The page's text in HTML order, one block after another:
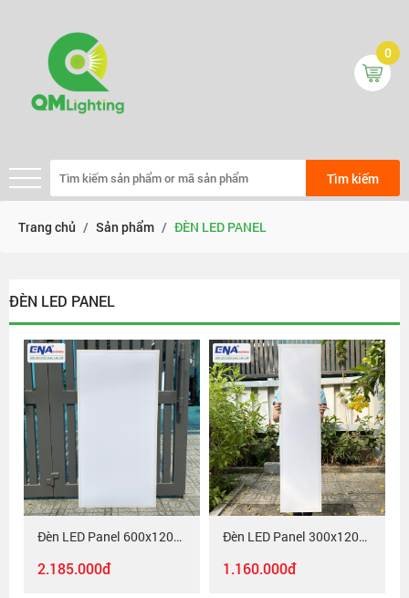
Tìm kiếm
0
Trang chủ Sản phẩm ĐÈN LED PANEL
ĐÈN LED PANEL
Đèn LED Panel 600x1200 96w - PLB - Trắng, Vàng, Trung tính
2.185.000đ
Đèn LED Panel 300x1200 48w - PLB - Trắng, Vàng, Trung tính
1.160.000đ